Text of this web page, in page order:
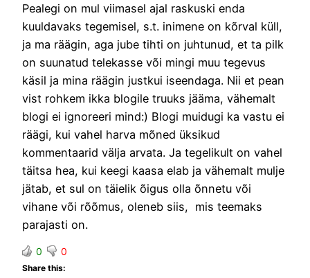
Pealegi on mul viimasel ajal raskuski enda
kuuldavaks tegemisel, s.t. inimene on kõrval küll,
ja ma räägin, aga jube tihti on juhtunud, et ta pilk
on suunatud telekasse või mingi muu tegevus
käsil ja mina räägin justkui iseendaga. Nii et pean
vist rohkem ikka blogile truuks jääma, vähemalt
blogi ei ignoreeri mind:) Blogi muidugi ka vastu ei
räägi, kui vahel harva mõned üksikud
kommentaarid välja arvata. Ja tegelikult on vahel
täitsa hea, kui keegi kaasa elab ja vähemalt mulje
jätab, et sul on täielik õigus olla õnnetu või
vihane või rõõmus, oleneb siis, mis teemaks
parajasti on.
0 0
Share this: